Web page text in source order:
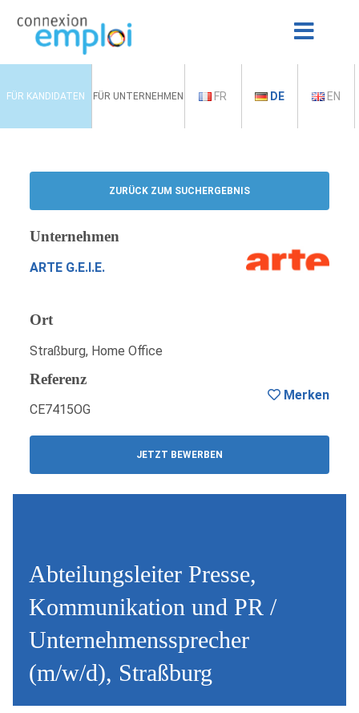
FÜR KANDIDATEN FÜR UNTERNEHMEN FR DE EN
ZURÜCK ZUM SUCHERGEBNIS
Unternehmen
ARTE G.E.I.E.
Ort
Straßburg, Home Office
Referenz
CE7415OG
JETZT BEWERBEN
Merken
Abteilungsleiter Presse,
Kommunikation und PR /
Unternehmenssprecher
(m/w/d), Straßburg